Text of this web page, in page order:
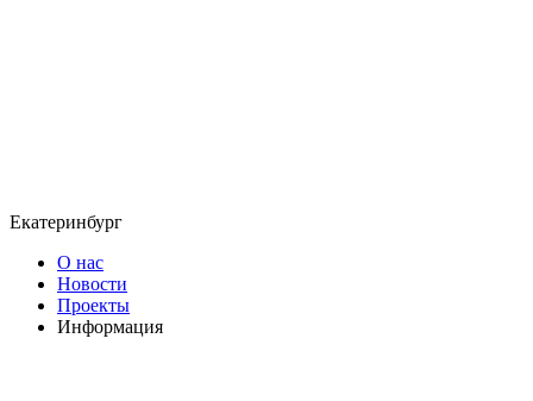
Екатеринбург
О нас
Новости
Проекты
Информация